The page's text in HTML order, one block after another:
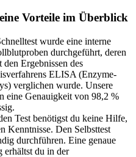
Vorteile im Überblick
wurde eine interne
durchgeführt, deren
Ergebnissen des
ELISA (Enzyme-
verglichen wurde. Unsere
eine Genauigkeit von 98,2 %
Test benötigst du keine Hilfe,
Kenntnisse. Den Selbsttest
durchführen. Eine genaue
erhältst du in der